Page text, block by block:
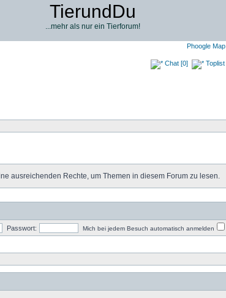
TierundDu
...mehr als nur ein Tierforum!
Phoogle Map
Chat [0] Toplist
ausreichenden Rechte, um Themen in diesem Forum zu lesen.
Passwort: Mich bei jedem Besuch automatisch anmelden